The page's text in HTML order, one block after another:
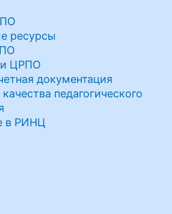
ресурсы
ЦРПО
документация
педагогического
в РИНЦ